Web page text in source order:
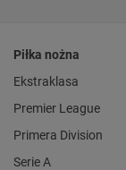
Piłka nożna
Ekstraklasa
Premier League
Primera Division
Serie A